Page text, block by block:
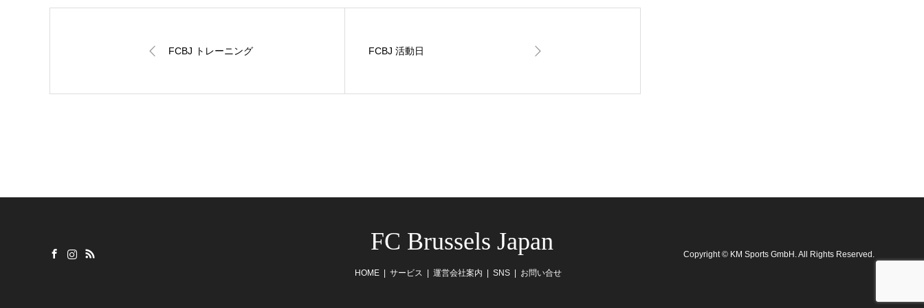
FCBJ トレーニング FCBJ 活動日
FC Brussels Japan
HOME サービス 運営会社案内 SNS お問い合せ
Copyright © KM Sports GmbH . All Rights Reserved.